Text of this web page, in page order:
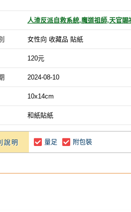
人渣反派自救系統,魔道祖師,天官賜
女性向 收藏品 貼紙
120元
2024-08-10
10x14cm
和紙貼紙
說明 量足 附包裝